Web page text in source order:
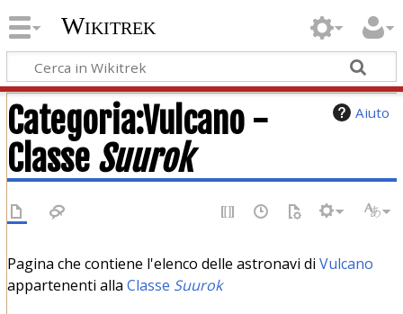
Wikitrek
Aiuto
Categoria:Vulcano -
Classe Suurok
Pagina che contiene l'elenco delle astronavi di Vulcano
appartenenti alla Classe Suurok